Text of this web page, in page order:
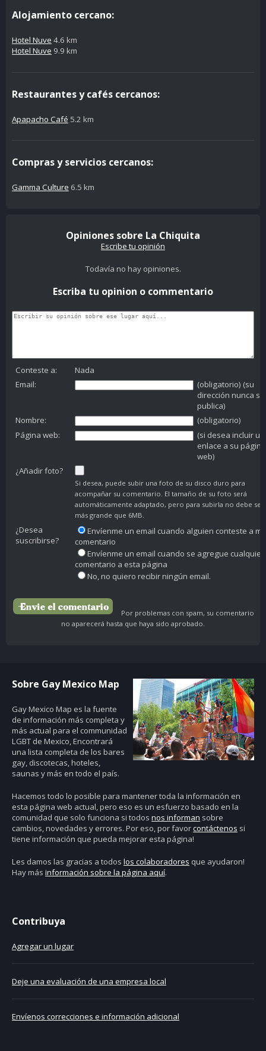
Alojamiento cercano:
Hotel Nuve 4.6 km
Hotel Nuve 9.9 km
Restaurantes y cafés cercanos:
Apapacho Café 5.2 km
Compras y servicios cercanos:
Gamma Culture 6.5 km
Opiniones sobre La Chiquita
Escribe tu opinión
Todavía no hay opiniones.
Escriba tu opinion o commentario
Conteste a:
Nada
Email:
(obligatorio) (su
dirección nunca se
publica)
Nombre:
(obligatorio)
Página web:
(si desea incluir un
enlace a su página
web)
¿Añadir foto?
Si desea, puede subir una foto de su disco duro para
acompañar su comentario. El tamaño de su foto será
automáticamente adaptado, pero para subirla no debe ser
más grande que 6MB.
¿Desea
suscribirse?
Envíenme un email cuando alguien conteste a mi
comentario
Envíenme un email cuando se agregue cualquier
comentario a esta página
No, no quiero recibir ningún email.
Por problemas con spam, su comentario
no aparecerá hasta que haya sido aprobado.
Sobre Gay Mexico Map
Gay Mexico Map es la fuente
de información más completa y
más actual para el communidad
LGBT de Mexico, Encontrará
una lista completa de los bares
gay, discotecas, hoteles,
saunas y más en todo el país.
Hacemos todo lo posible para mantener toda la información en
esta página web actual, pero eso es un esfuerzo basado en la
comunidad que solo funciona si todos nos informan sobre
cambios, novedades y errores. Por eso, por favorcontáctenos si
tiene información que pueda mejorar esta página!
Les damos las gracias a todos los colaboradores que ayudaron!
Hay más información sobre la página aquí.
Contribuya
Agregar un lugar
Deje una evaluación de una empresa local
Envíenos correcciones e información adicional